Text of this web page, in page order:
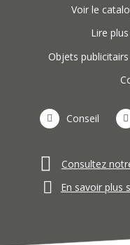
Voir le
Lire
Objets
Conseil
Consultez
En savoir plus